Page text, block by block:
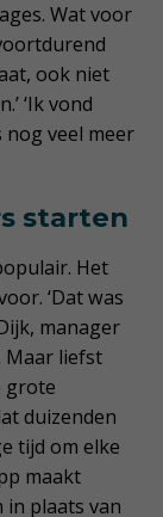
Wat voor
ook niet
‘Ik vond
nog veel meer
starten
Het
‘Dat was
manager
Maar liefst
grote
duizenden
tijd om elke
maakt
in plaats van